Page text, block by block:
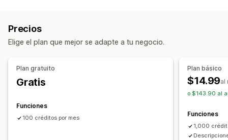
Creación de contenido
Traducción
Actualizaciones automáticas
Colección SEO
Informes y estadísticas
Optimización del contenido
Precios
Elige el plan que mejor se adapte a tu negocio.
Plan gratuito
Gratis
Funciones
100 créditos por mes
Plan básico
$14.99al
o $143.90 al
Funciones
1,000